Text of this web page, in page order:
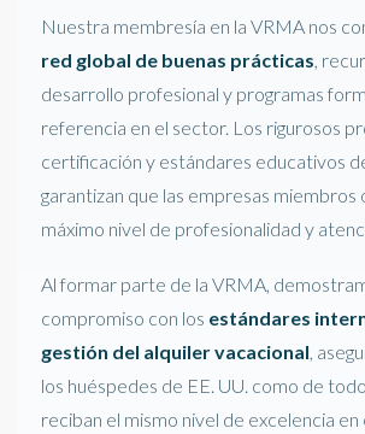
Nuestra membresía en la VRMA nos
red global de buenas prácticas ,
desarrollo profesional y programas
referencia en el sector. Los rigurosos
certificación y estándares educativos
garantizan que las empresas miembros
máximo nivel de profesionalidad y
Al formar parte de la VRMA,
compromiso con los estándares
gestión del alquiler vacacional ,
los huéspedes de EE. UU. como de
reciban el mismo nivel de excelencia